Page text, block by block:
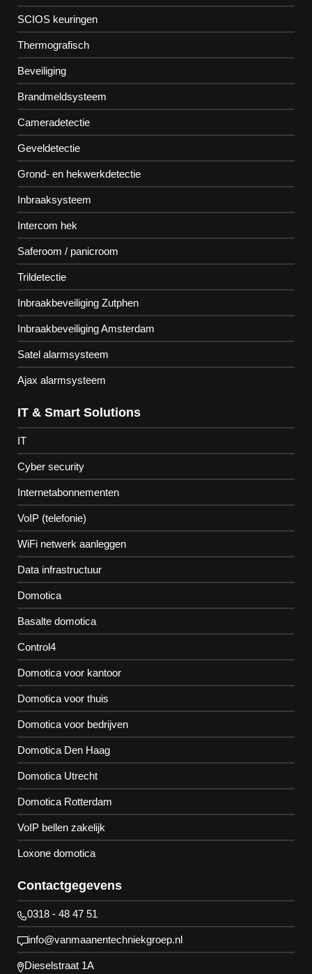
SCIOS keuringen
Thermografisch
Beveiliging
Brandmeldsysteem
Cameradetectie
Geveldetectie
Grond- en hekwerkdetectie
Inbraaksysteem
Intercom hek
Saferoom / panicroom
Trildetectie
Inbraakbeveiliging Zutphen
Inbraakbeveiliging Amsterdam
Satel alarmsysteem
Ajax alarmsysteem
IT & Smart Solutions
IT
Cyber security
Internetabonnementen
VoIP (telefonie)
WiFi netwerk aanleggen
Data infrastructuur
Domotica
Basalte domotica
Control4
Domotica voor kantoor
Domotica voor thuis
Domotica voor bedrijven
Domotica Den Haag
Domotica Utrecht
Domotica Rotterdam
VoIP bellen zakelijk
Loxone domotica
Contactgegevens
0318 - 48 47 51
info@vanmaanentechniekgroep.nl
Dieselstraat 1A